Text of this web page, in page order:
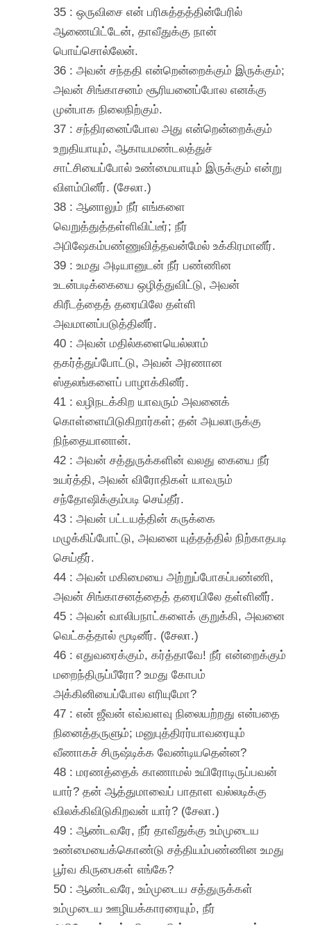
35 : ஒருவிசை என் பரிசுத்தத்தின்பேரில்
ஆணையிட்டேன், தாவீதுக்கு நான்
பொய்சொல்லேன்.
36 : அவன் சந்ததி என்றென்றைக்கும் இருக்கும்;
அவன் சிங்காசனம் சூரியனைப்போல எனக்கு
முன்பாக நிலைநிற்கும்.
37 : சந்திரனைப்போல அது என்றென்றைக்கும்
உறுதியாயும், ஆகாயமண்டலத்துச்
சாட்சியைப்போல் உண்மையாயும் இருக்கும் என்று
விளம்பினீர். (சேலா.)
38 : ஆனாலும் நீர் எங்களை
வெறுத்துத்தள்ளிவிட்டீர்; நீர்
அபிஷேகம்பண்ணுவித்தவன்மேல் உக்கிரமானீர்.
39 : உமது அடியானுடன் நீர் பண்ணின
உடன்படிக்கையை ஒழித்துவிட்டு, அவன்
கிரீடத்தைத் தரையிலே தள்ளி
அவமானப்படுத்தினீர்.
40 : அவன் மதில்களையெல்லாம்
தகர்த்துப்போட்டு, அவன் அரணான
ஸ்தலங்களைப் பாழாக்கினீர்.
41 : வழிநடக்கிற யாவரும் அவனைக்
கொள்ளையிடுகிறார்கள்; தன் அயலாருக்கு
நிந்தையானான்.
42 : அவன் சத்துருக்களின் வலது கையை நீர்
உயர்த்தி, அவன் விரோதிகள் யாவரும்
சந்தோஷிக்கும்படி செய்தீர்.
43 : அவன் பட்டயத்தின் கருக்கை
மழுக்கிப்போட்டு, அவனை யுத்தத்தில் நிற்காதபடி
செய்தீர்.
44 : அவன் மகிமையை அற்றுப்போகப்பண்ணி,
அவன் சிங்காசனத்தைத் தரையிலே தள்ளினீர்.
45 : அவன் வாலிபநாட்களைக் குறுக்கி, அவனை
வெட்கத்தால் மூடினீர். (சேலா.)
46 : எதுவரைக்கும், கர்த்தாவே! நீர் என்றைக்கும்
மறைந்திருப்பீரோ? உமது கோபம்
அக்கினியைப்போல எரியுமோ?
47 : என் ஜீவன் எவ்வளவு நிலையற்றது என்பதை
நினைத்தருளும்; மனுபுத்திரர்யாவரையும்
வீணாகச் சிருஷ்டிக்க வேண்டியதென்ன?
48 : மரணத்தைக் காணாமல் உயிரோடிருப்பவன்
யார்? தன் ஆத்துமாவைப் பாதாள வல்லடிக்கு
விலக்கிவிடுகிறவன் யார்? (சேலா.)
49 : ஆண்டவரே, நீர் தாவீதுக்கு உம்முடைய
உண்மையைக்கொண்டு சத்தியம்பண்ணின உமது
பூர்வ கிருபைகள் எங்கே?
50 : ஆண்டவரே, உம்முடைய சத்துருக்கள்
உம்முடைய ஊழியக்காரரையும், நீர்